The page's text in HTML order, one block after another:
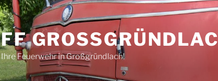
FF GROSSGRÜNDLACH
Ihre Feuerwehr in Großgründlach!